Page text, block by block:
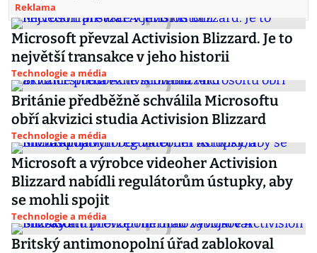
Reklama
Microsoft převzal Activision Blizzard. Je to
největší transakce v jeho historii
Technologie a média
Británie předběžně schválila Microsoftu
obří akvizici studia Activision Blizzard
Technologie a média
Microsoft a výrobce videoher Activision
Blizzard nabídli regulátorům ústupky, aby
se mohli spojit
Technologie a média
Britský antimonopolní úřad zablokoval